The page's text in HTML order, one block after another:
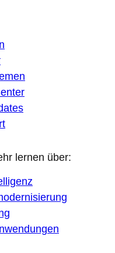
lernen über: